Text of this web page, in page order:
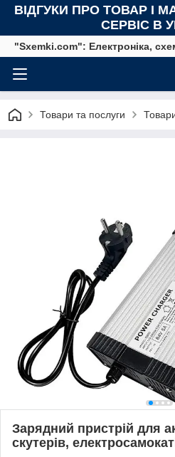
ВІДГУКИ ПРО ТОВАР І
СЕРВІС В
"Sxemki.com": Електроніка,
Товари та послуги
Зарядний пристрій для
скутерів,